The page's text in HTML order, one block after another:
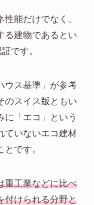
能だけでなく、
る建物であるとい
です。
ウス基準」が参考
のスイス版ともい
に「エコ」という
ていないエコ建材
です。
重工業などに比べ
付けられる分野と